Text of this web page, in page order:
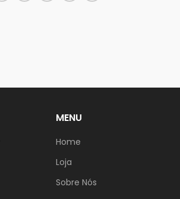
MENU
Home
Loja
Sobre Nós